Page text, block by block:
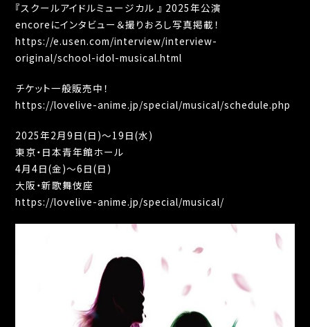
『スクールアイドルミュージカル 』 2025年公演
encoreにインタビュー＆撮りおろし写真掲載！
https://e.usen.com/interview/interview-
original/school-idol-musical.html
チケット一般販売中！
https://lovelive-anime.jp/special/musical/schedule.php
2025年2月9日(日)～19日(水)
東京・日本⻘年館ホール
4月4日(金)～6日(日)
大阪・新歌舞伎座
https://lovelive-anime.jp/special/musical/